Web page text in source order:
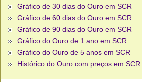
Gráfico de 30 dias do Ouro em SCR
Gráfico de 60 dias do Ouro em SCR
Gráfico de 90 dias do Ouro em SCR
Gráfico do Ouro de 1 ano em SCR
Gráfico do Ouro de 5 anos em SCR
Histórico do Ouro com preços em SCR